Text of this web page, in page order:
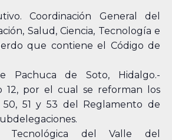
Coordinación General del
Salud, Ciencia, Tecnología e
que contiene el Código de
Pachuca de Soto, Hidalgo.-
12, por el cual se reforman los
50, 51 y 53 del Reglamento de
Tecnológica del Valle del